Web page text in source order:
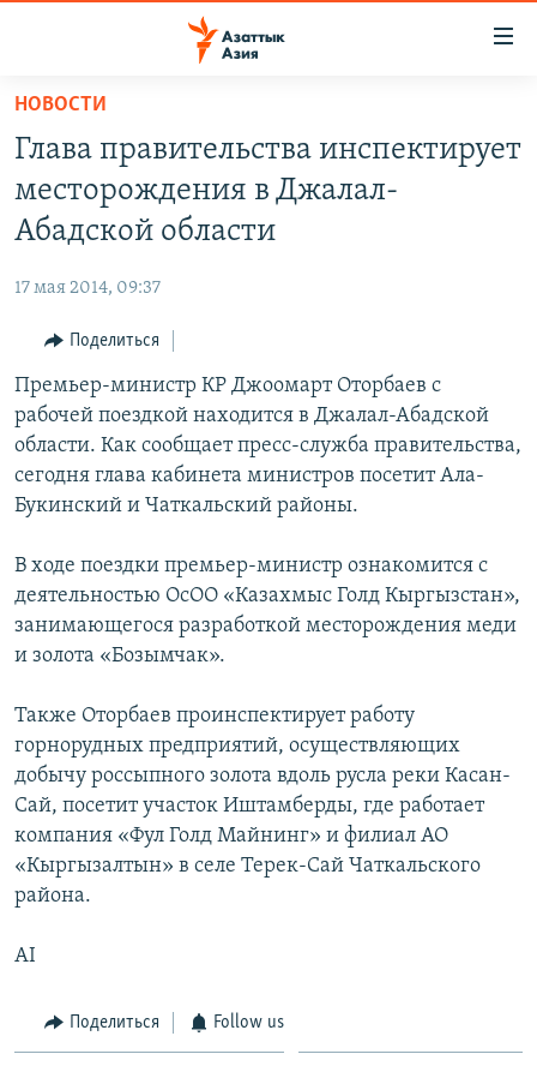
Вернуться
основному
содержанию
Вернутся
главной
Вернутся
поиску
КАЗАХСТАН
КЫРГЫЗСТАН
ТАДЖИКИСТАН
ВОЙНА В УКРАИНЕ
КЫРГЫЗЧА
ЎЗБЕКЧА
TÜRKMENÇE
Все сайты РСЕ/РС
НОВОСТИ
Глава правительства инспектирует
месторождения в Джалал-
Абадской области
17 мая 2014, 09:37
Поделиться
Премьер-министр КР Джоомарт Оторбаев с
рабочей поездкой находится в Джалал-Абадской
области. Как сообщает пресс-служба правительства,
сегодня глава кабинета министров посетит Ала-
Букинский и Чаткальский районы.
В ходе поездки премьер-министр ознакомится с
деятельностью ОсОО «Казахмыс Голд Кыргызстан»,
занимающегося разработкой месторождения меди
и золота «Бозымчак».
Также Оторбаев проинспектирует работу
горнорудных предприятий, осуществляющих
добычу россыпного золота вдоль русла реки Касан-
Сай, посетит участок Иштамберды, где работает
компания «Фул Голд Майнинг» и филиал АО
«Кыргызалтын» в селе Терек-Сай Чаткальского
района.
AI
Поделиться Follow us